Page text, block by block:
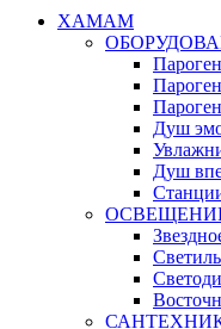
ХАМАМ
Душ
Душ